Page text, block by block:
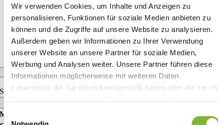
Wir verwenden Cookies, um Inhalte und Anzeigen zu
personalisieren, Funktionen für soziale Medien anbieten zu
können und die Zugriffe auf unsere Website zu analysieren.
Außerdem geben wir Informationen zu Ihrer Verwendung
unserer Website an unsere Partner für soziale Medien,
Werbung und Analysen weiter. Unsere Partner führen diese
Informationen möglicherweise mit weiteren Daten
zusammen, die Sie ihnen bereitgestellt haben oder die sie im
Einwilligungsauswahl
HopperPad
HopperPad Jump+
HopperPad Dressage
Hopper Shop
Über uns
Partner
Aktuelles
Suche nach:
Datenschutz
Datenschutz Facebook
Datenschutz Instagram
MÖLLERING GUMMI- UND KUNSTSTOFFTECHNIK